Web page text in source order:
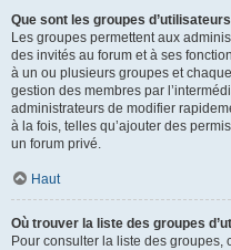
Que sont les groupes
Les groupes permettent aux
des invités au forum et à ses
à un ou plusieurs groupes et
gestion des membres par
administrateurs de modifier
à la fois, telles qu’ajouter des
un forum privé.
Haut
Où trouver la liste des groupes
Pour consulter la liste des groupes,